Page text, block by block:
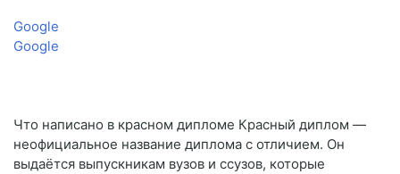
Google
Google
Что написано в красном дипломе Красный диплом —
неофициальное название диплома с отличием. Он
выдаётся выпускникам вузов и ссузов, которые